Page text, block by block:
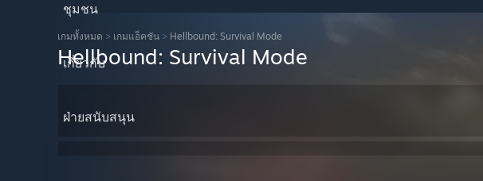
ชุมชน
เกี่ยวกับ
ฝ่ายสนับสนุน
เกมทั้งหมด > เกมแอ็คชัน > Hellbound: Survival Mode
Hellbound: Survival Mode